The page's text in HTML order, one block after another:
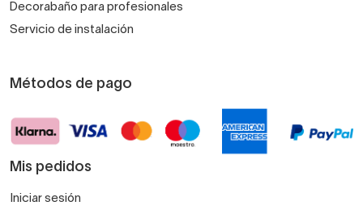
Decorabaño para profesionales
Servicio de instalación
Métodos de pago
Mis pedidos
Iniciar sesión